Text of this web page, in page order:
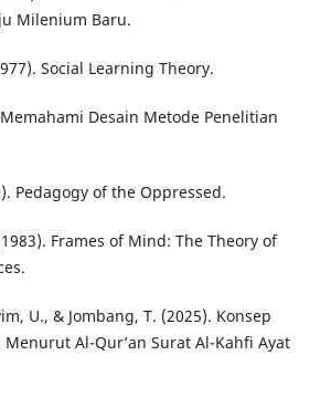
Milenium Baru.
Social Learning Theory.
Desain Metode Penelitian
Pedagogy of the Oppressed.
Frames of Mind: The Theory of
U., & Jombang, T. (2025). Konsep
Al-Qur’an Surat Al-Kahfi Ayat